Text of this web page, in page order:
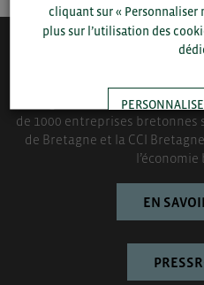
Bretagne Commerce
de 1000 entreprises bretonnes
de Bretagne et la CCI
l’économie
EN
cliquant sur « Personnaliser
plus sur l’utilisation des
TOUT